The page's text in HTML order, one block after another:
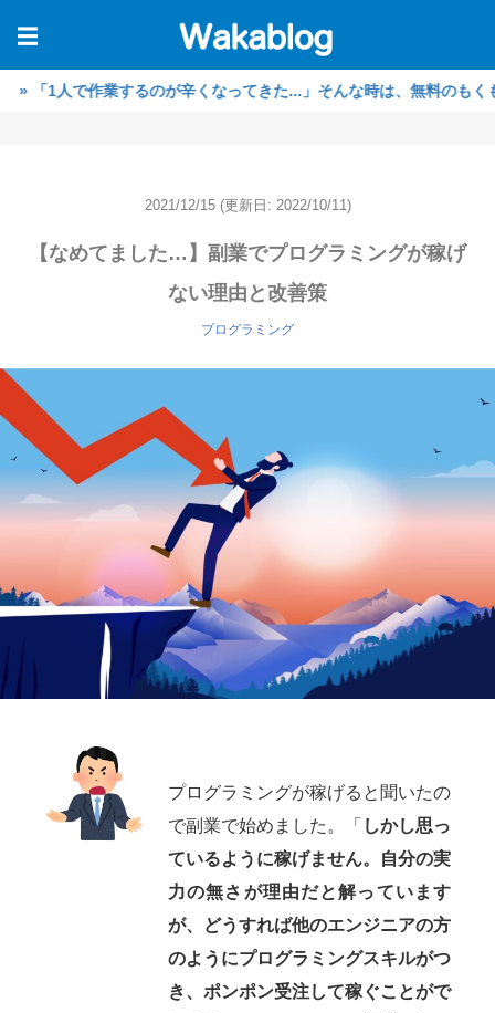
☰
作業するのが辛くなってきた...」そんな時は、無料のもくもく作
2021/12/15 (更新日: 2022/10/11)
【なめてました…】副業でプログラミングが稼げ
ない理由と改善策
プログラミング
プログラミングが稼げると聞いたの
で副業で始めました。「 しかし思っ
ているように稼げません。自分の実
力の無さが理由だと解っています
が、どうすれば他のエンジニアの方
のようにプログラミングスキルがつ
き、ポンポン受注して稼ぐことがで